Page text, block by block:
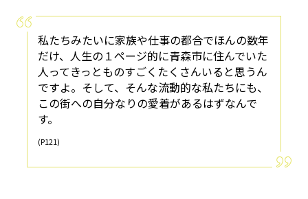
私たちみたいに家族や仕事の都合でほんの数年
だけ、人生の１ページ的に青森市に住んでいた
人ってきっとものすごくたくさんいると思うん
ですよ。そして、そんな流動的な私たちにも、
この街への自分なりの愛着があるはずなんで
す。
(P121)